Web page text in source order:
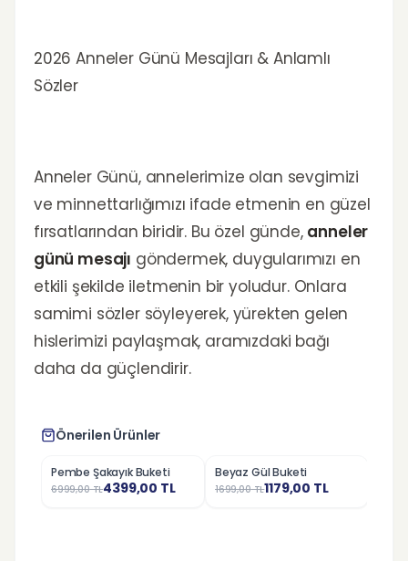
2026 Anneler Günü Mesajları & Anlamlı
Sözler
Anneler Günü, annelerimize olan sevgimizi
ve minnettarlığımızı ifade etmenin en güzel
fırsatlarından biridir. Bu özel günde, anneler
günü mesajı göndermek, duygularımızı en
etkili şekilde iletmenin bir yoludur. Onlara
samimi sözler söyleyerek, yürekten gelen
hislerimizi paylaşmak, aramızdaki bağı
daha da güçlendirir.
Önerilen Ürünler
%37
Pembe Şakayık Buketi
6999,00TL4399,00 TL
%31
Beyaz Gül Buketi
1699,00TL1179,00 TL